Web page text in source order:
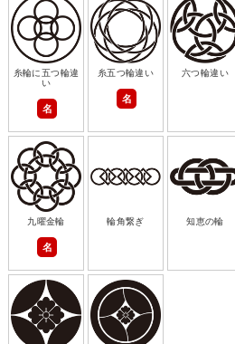
糸輪に五つ輪違
い
名
糸五つ輪違い
名
六つ輪違い
九曜金輪
名
輪角繋ぎ 知恵の輪